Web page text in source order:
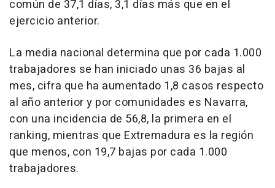
común de 37,1 días, 3,1 días más que en el
ejercicio anterior.
La media nacional determina que por cada 1.000
trabajadores se han iniciado unas 36 bajas al
mes, cifra que ha aumentado 1,8 casos respecto
al año anterior y por comunidades es Navarra,
con una incidencia de 56,8, la primera en el
ranking, mientras que Extremadura es la región
que menos, con 19,7 bajas por cada 1.000
trabajadores.